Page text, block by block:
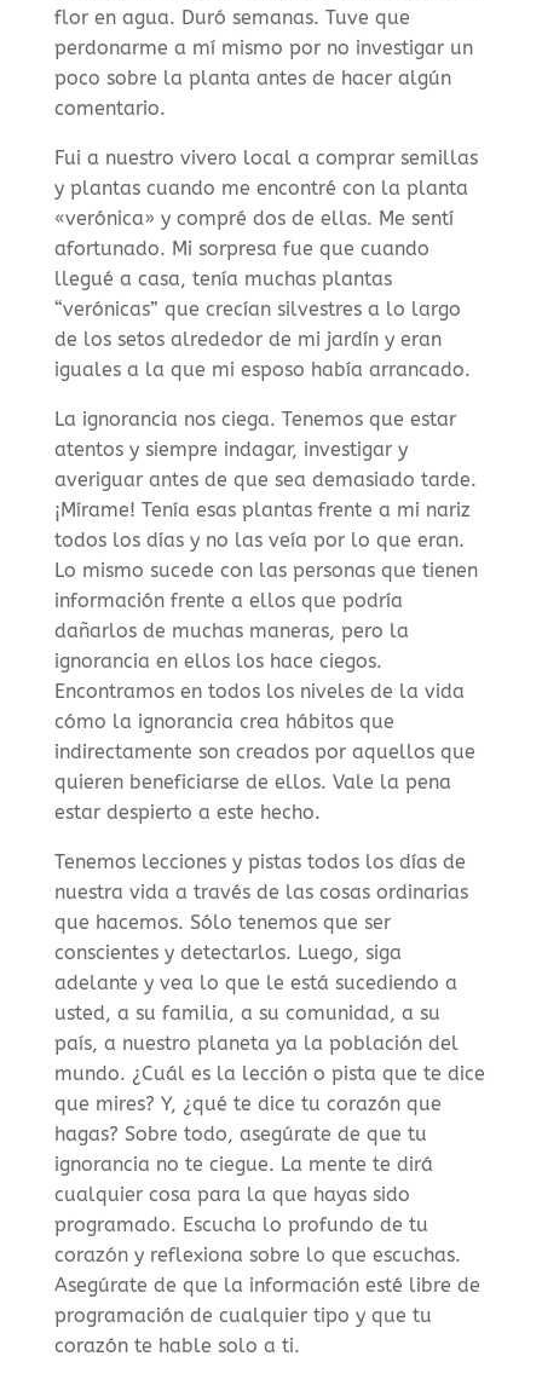
flor en agua. Duró semanas. Tuve que
perdonarme a mí mismo por no investigar un
poco sobre la planta antes de hacer algún
comentario.
Fui a nuestro vivero local a comprar semillas
y plantas cuando me encontré con la planta
«verónica» y compré dos de ellas. Me sentí
afortunado. Mi sorpresa fue que cuando
llegué a casa, tenía muchas plantas
“verónicas” que crecían silvestres a lo largo
de los setos alrededor de mi jardín y eran
iguales a la que mi esposo había arrancado.
La ignorancia nos ciega. Tenemos que estar
atentos y siempre indagar, investigar y
averiguar antes de que sea demasiado tarde.
¡Mírame! Tenía esas plantas frente a mi nariz
todos los días y no las veía por lo que eran.
Lo mismo sucede con las personas que tienen
información frente a ellos que podría
dañarlos de muchas maneras, pero la
ignorancia en ellos los hace ciegos.
Encontramos en todos los niveles de la vida
cómo la ignorancia crea hábitos que
indirectamente son creados por aquellos que
quieren beneficiarse de ellos. Vale la pena
estar despierto a este hecho.
Tenemos lecciones y pistas todos los días de
nuestra vida a través de las cosas ordinarias
que hacemos. Sólo tenemos que ser
conscientes y detectarlos. Luego, siga
adelante y vea lo que le está sucediendo a
usted, a su familia, a su comunidad, a su
país, a nuestro planeta ya la población del
mundo. ¿Cuál es la lección o pista que te dice
que mires? Y, ¿qué te dice tu corazón que
hagas? Sobre todo, asegúrate de que tu
ignorancia no te ciegue. La mente te dirá
cualquier cosa para la que hayas sido
programado. Escucha lo profundo de tu
corazón y reflexiona sobre lo que escuchas.
Asegúrate de que la información esté libre de
programación de cualquier tipo y que tu
corazón te hable solo a ti.